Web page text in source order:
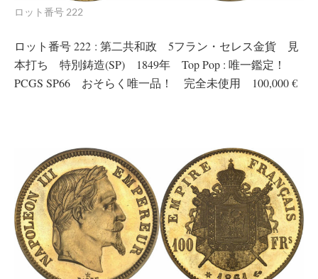
ロット番号 222
ロット番号 222 : 第二共和政 5フラン・セレス金貨 見
本打ち 特別鋳造(SP) 1849年 Top Pop : 唯一鑑定！
PCGS SP66 おそらく唯一品！ 完全未使用 100,000 €